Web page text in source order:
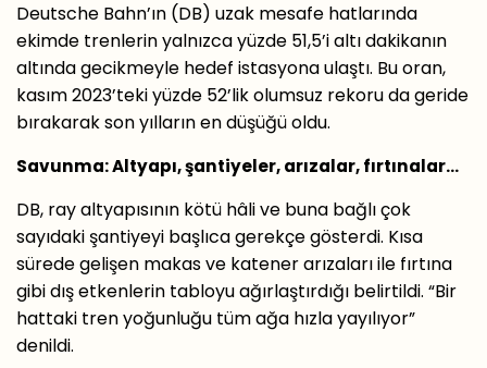
Deutsche Bahn’ın (DB) uzak mesafe hatlarında
ekimde trenlerin yalnızca yüzde 51,5’i altı dakikanın
altında gecikmeyle hedef istasyona ulaştı. Bu oran,
kasım 2023’teki yüzde 52’lik olumsuz rekoru da geride
bırakarak son yılların en düşüğü oldu.
Savunma: Altyapı, şantiyeler, arızalar, fırtınalar...
DB, ray altyapısının kötü hâli ve buna bağlı çok
sayıdaki şantiyeyi başlıca gerekçe gösterdi. Kısa
sürede gelişen makas ve katener arızaları ile fırtına
gibi dış etkenlerin tabloyu ağırlaştırdığı belirtildi. “Bir
hattaki tren yoğunluğu tüm ağa hızla yayılıyor”
denildi.